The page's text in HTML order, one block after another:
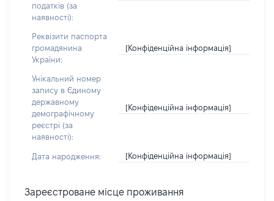
податків (за
наявності):
Реквізити паспорта
громадянина
України:
[Конфіденційна інформація]
Унікальний номер
запису в Єдиному
державному
демографічному
реєстрі (за
наявності):
[Конфіденційна інформація]
Дата народження: [Конфіденційна інформація]
Зареєстроване місце проживання